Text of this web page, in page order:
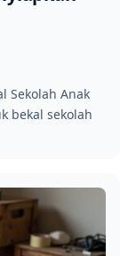
Sekolah Anak
bekal sekolah